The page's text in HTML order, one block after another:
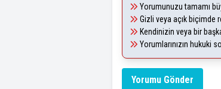
Yorumunuzu tamamı
Gizli veya açık biçimde
Kendinizin veya bir
Yorumlarınızın hukuki
Yorumu Gönder